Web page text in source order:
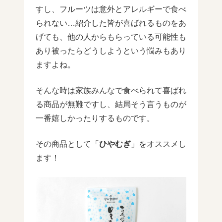
すし、フルーツは意外とアレルギーで食べ
られない…紹介した皆が喜ばれるものをあ
げても、他の人からもらっている可能性も
あり被ったらどうしようという悩みもあり
ますよね。
そんな時は家族みんなで食べられて喜ばれ
る商品が無難ですし、結局そう言うものが
一番嬉しかったりするものです。
その商品として「 ひやむぎ 」をオススメし
ます！